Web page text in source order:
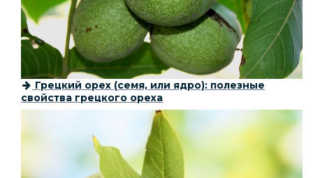
Грецкий орех (семя, или ядро): полезные
свойства грецкого ореха